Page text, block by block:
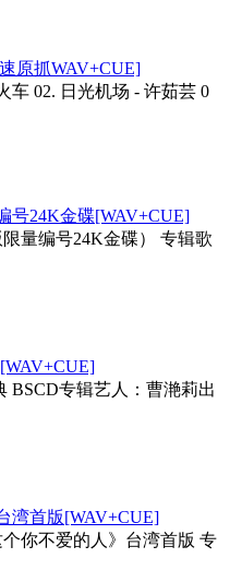
原抓WAV+CUE]
车 02. 日光机场 - 许茹芸 0
号24K金碟[WAV+CUE]
量编号24K金碟） 专辑歌
BSCD专辑艺人：曹滟莉出
湾首版[WAV+CUE]
你不爱的人》台湾首版 专